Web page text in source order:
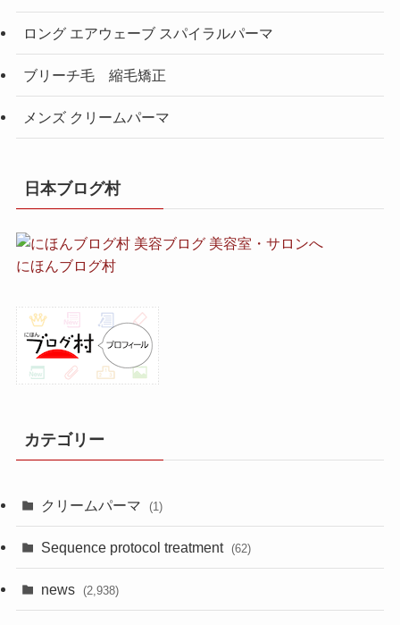
ロング エアウェーブ スパイラルパーマ
ブリーチ毛 縮毛矯正
メンズ クリームパーマ
日本ブログ村
にほんブログ村
カテゴリー
クリームパーマ (1)
Sequence protocol treatment (62)
news (2,938)